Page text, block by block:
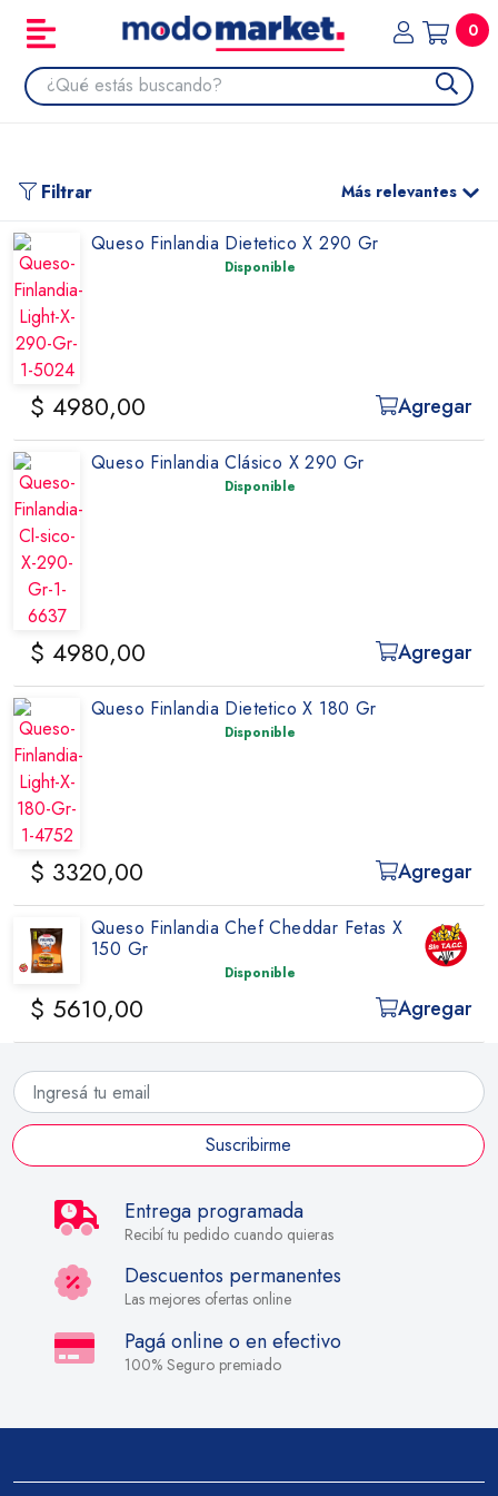
0
Filtrar Más relevantes
Queso Finlandia Dietetico X 290 Gr
Disponible
$ 4980,00 Agregar
Queso Finlandia Clásico X 290 Gr
Disponible
$ 4980,00 Agregar
Queso Finlandia Dietetico X 180 Gr
Disponible
$ 3320,00 Agregar
Queso Finlandia Chef Cheddar Fetas X
150 Gr
Disponible
$ 5610,00 Agregar
Suscribirme
Entrega programada
Recibí tu pedido cuando quieras
Descuentos permanentes
Las mejores ofertas online
Pagá online o en efectivo
100% Seguro premiado